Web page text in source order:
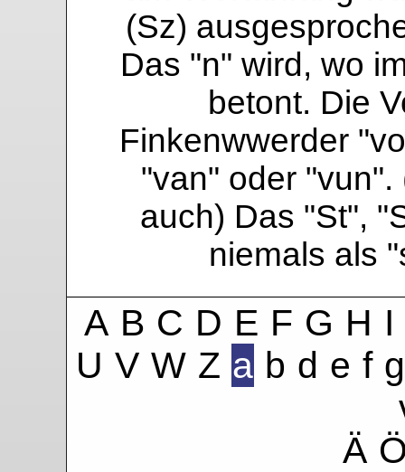
(Sz)
Das "n" wird, wo
betont. Die
Finkenwwerder
"van" oder "vun".
auch) Das "St",
niemals als
A B C D E F G H I
U V W Z a b d e f g
Ä